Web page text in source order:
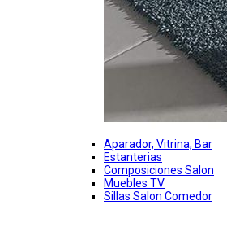
Aparador, Vitrina, Bar
Estanterias
Composiciones Salon
Muebles TV
Sillas Salon Comedor